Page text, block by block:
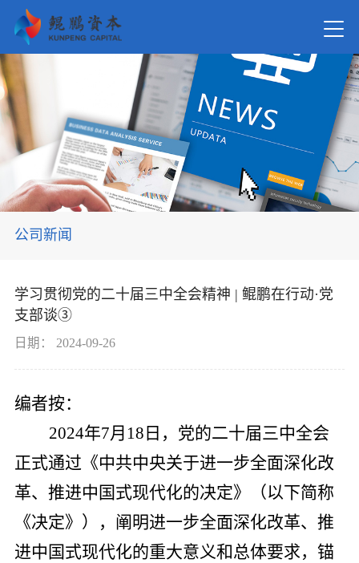
关于我
新闻资
党的建
联系我
公司新闻
学习贯彻党的二十届三中全会精神 | 鲲鹏在行动·党
支部谈③
日期： 2024-09-26
编者按：
2024年7月18日，党的二十届三中全会
正式通过《中共中央关于进一步全面深化改
革、推进中国式现代化的决定》（以下简称
《决定》），阐明进一步全面深化改革、推
进中国式现代化的重大意义和总体要求，锚